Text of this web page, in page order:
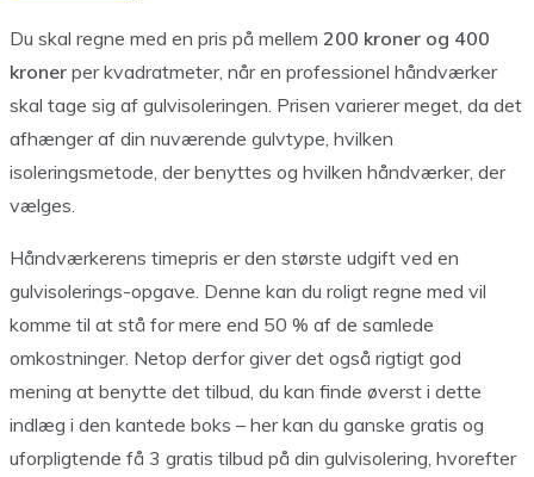
Du skal regne med en pris på mellem 200 kroner og 400
kroner per kvadratmeter, når en professionel håndværker
skal tage sig af gulvisoleringen. Prisen varierer meget, da det
afhænger af din nuværende gulvtype, hvilken
isoleringsmetode, der benyttes og hvilken håndværker, der
vælges.
Håndværkerens timepris er den største udgift ved en
gulvisolerings-opgave. Denne kan du roligt regne med vil
komme til at stå for mere end 50 % af de samlede
omkostninger. Netop derfor giver det også rigtigt god
mening at benytte det tilbud, du kan finde øverst i dette
indlæg i den kantede boks – her kan du ganske gratis og
uforpligtende få 3 gratis tilbud på din gulvisolering, hvorefter